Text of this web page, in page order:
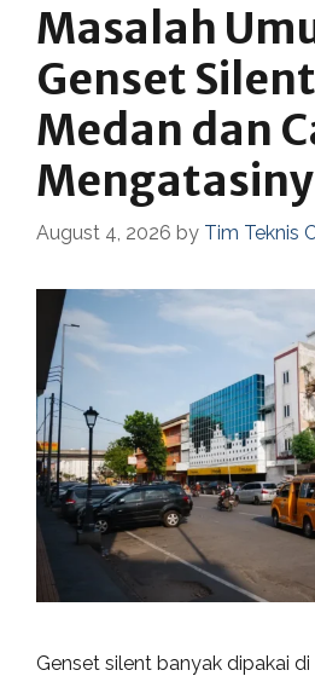
Masalah
Genset
Medan dan
August 4, 2026 by Tim Teknis
Genset silent banyak dipakai